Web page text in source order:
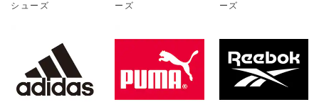
シューズ
ーズ
ーズ